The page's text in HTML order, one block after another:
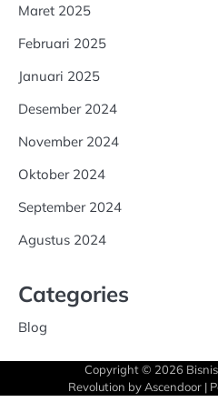
Maret 2025
Februari 2025
Januari 2025
Desember 2024
November 2024
Oktober 2024
September 2024
Agustus 2024
Categories
Blog
Copyright © 2026
Revolution by Ascendoor |